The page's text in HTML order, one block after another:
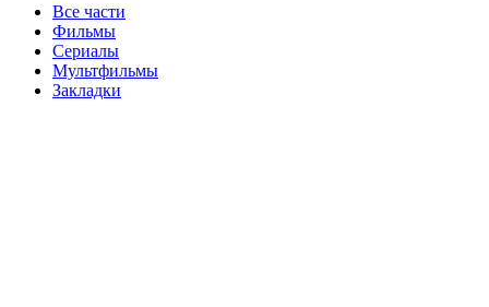
Все части
Фильмы
Сериалы
Мультфильмы
Закладки